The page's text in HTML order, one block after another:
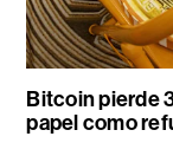
Bitcoin pierde
papel como